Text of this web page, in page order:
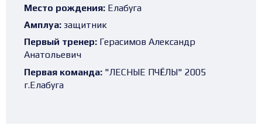
Место рождения: Елабуга
Амплуа: защитник
Первый тренер: Герасимов Александр
Анатольевич
Первая команда: "ЛЕСНЫЕ ПЧЁЛЫ" 2005
г.Елабуга